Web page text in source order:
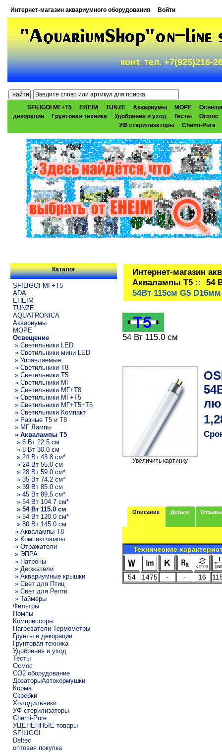
Интернет-магазин аквариумного оборудования Войти
конт. тел. +7(925)216-
SFILIGOI МГ+Т5 EHEIM TUNZE Аквариумы МОРЕ
декорации
Грунтовая техника Удобрения и уход Тесты
Осмос
УФ стерилизаторы
Chemi-Pure
Каталог
SFILIGOI МГ+Т5
ADA
EHEIM
TUNZE
AQUATRONICA
Аквариумы
МОРЕ
Освещение
» Светильники LED
» Светильники мини LED
» Управляемые
» Светильники T8
» Светильники T5
» Светильники МГ
» Светильники МГ+T8
» Светильники МГ+T5
» Светильники МГ+T5+T5
» Светильники Компакт
» Разные T5 и T8
» МГ Лампы
» Аквалампы T5
» 6 Вт 22.5 см
» 8 Вт 30.0 см
» 24 Вт 43.8 см*
» 24 Вт 55.0 см
» 28 Вт 59.0 см*
» 35 Вт 74.2 см*
» 39 Вт 85.0 см
» 45 Вт 89.5 см*
» 54 Вт 104.7 см*
» 54 Вт 115.0 см
» 54 Вт 120.0 см*
» 80 Вт 145.0 см
» Аквалампы T8
» Компактлампы
» Отражатели
» ЭПРА
» Патроны
» Держатели
» Аквариумные крышки
» Свет для Птиц
» Свет для Репти
» Таймеры
Фильтры
Помпы
Компрессоры
Нагреватели Термометры
Грунты и декорации
Грунтовая техника
Удобрения и уход
Тесты
Осмос
CO2 оборудование
ДозаторыАвтокормушки
Корма
Скребки
Холодильники
УФ стерилизаторы
Chemi-Pure
УЦЕНЁННЫЕ товары
SFILIGOI
Deltec
оптовая покупка
Интернет-магазин
Аквалампы T5:: 54
54Вт 115см G5
54 Вт 115.0 см
Увеличить картинку
Описание Детали Отзывы
Технические
54 1475 - - 16